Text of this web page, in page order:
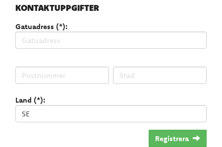
KONTAKTUPPGIFTER
Gatuadress (*):
Land (*):
Registrera